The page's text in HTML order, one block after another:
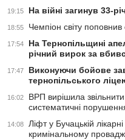
19:15 На війні загинув 33-
18:55 Чемпіон світу
17:54
На Тернопільщині
річний вирок за
17:47
Виконуючи бойове
тернопільського
16:02
ВРП вирішила
систематичні
14:08
Ліфт у Бучацькій
кримінальному